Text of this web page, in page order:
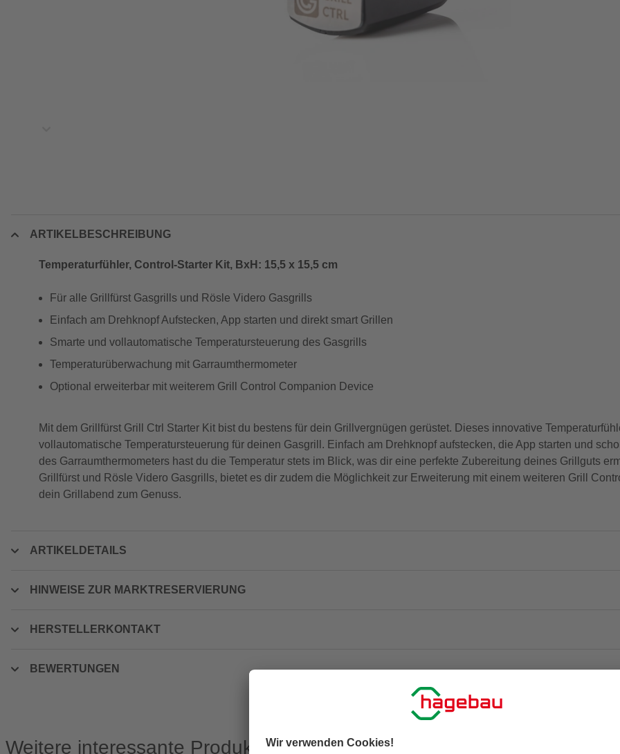
ARTIKELBESCHREIBUNG
Temperaturfühler, Control-Starter Kit, BxH: 15,5 x 15,5 cm
Für alle Grillfürst Gasgrills und Rösle Videro Gasgrills
Einfach am Drehknopf Aufstecken, App starten und direkt smart Grillen
Smarte und vollautomatische Temperatursteuerung des Gasgrills
Temperaturüberwachung mit Garraumthermometer
Optional erweiterbar mit weiterem Grill Control Companion Device
Mit dem Grillfürst Grill Ctrl Starter Kit bist du bestens für dein Grillvergnügen gerüstet. Dieses innovative
vollautomatische Temperatursteuerung für deinen Gasgrill. Einfach am Drehknopf aufstecken, die App starten und
des Garraumthermometers hast du die Temperatur stets im Blick, was dir eine perfekte Zubereitung deines Grillguts
Grillfürst und Rösle Videro Gasgrills, bietet es dir zudem die Möglichkeit zur Erweiterung mit einem weiteren Grill
dein Grillabend zum Genuss.
ARTIKELDETAILS
HINWEISE ZUR MARKTRESERVIERUNG
HERSTELLERKONTAKT
BEWERTUNGEN
Weitere interessante Produkte